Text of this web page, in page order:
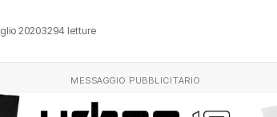
20203294 letture
MESSAGGIO PUBBLICITARIO